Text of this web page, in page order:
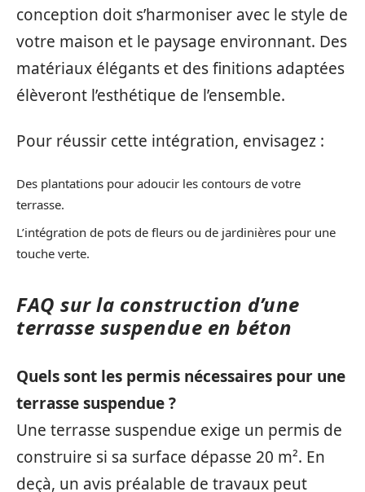
conception doit s’harmoniser avec le style de
votre maison et le paysage environnant. Des
matériaux élégants et des finitions adaptées
élèveront l’esthétique de l’ensemble.
Pour réussir cette intégration, envisagez :
Des plantations pour adoucir les contours de votre
terrasse.
L’intégration de pots de fleurs ou de jardinières pour une
touche verte.
FAQ sur la construction d’une
terrasse suspendue en béton
Quels sont les permis nécessaires pour une
terrasse suspendue ?
Une terrasse suspendue exige un permis de
construire si sa surface dépasse 20 m². En
deçà, un avis préalable de travaux peut